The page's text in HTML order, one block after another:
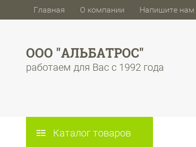
Главная О компании Напишите нам
ООО "АЛЬБАТРОС"
работаем для Вас с 1992 года
Каталог товаров